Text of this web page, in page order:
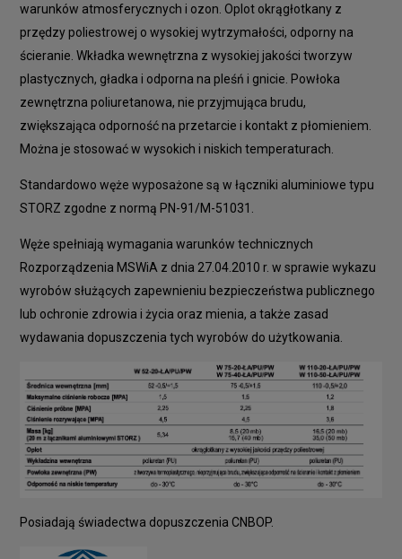
warunków atmosferycznych i ozon. Oplot okrągłotkany z
przędzy poliestrowej o wysokiej wytrzymałości, odporny na
ścieranie. Wkładka wewnętrzna z wysokiej jakości tworzyw
plastycznych, gładka i odporna na pleśń i gnicie. Powłoka
zewnętrzna poliuretanowa, nie przyjmująca brudu,
zwiększająca odporność na przetarcie i kontakt z płomieniem.
Można je stosować w wysokich i niskich temperaturach.
Standardowo węże wyposażone są w łączniki aluminiowe typu
STORZ zgodne z normą PN-91/M-51031.
Węże spełniają wymagania warunków technicznych
Rozporządzenia MSWiA z dnia 27.04.2010 r. w sprawie wykazu
wyrobów służących zapewnieniu bezpieczeństwa publicznego
lub ochronie zdrowia i życia oraz mienia, a także zasad
wydawania dopuszczenia tych wyrobów do użytkowania.
Posiadają świadectwa dopuszczenia CNBOP.